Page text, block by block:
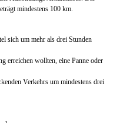
mindestens 100 km.
sich um mehr als drei Stunden
erreichen wollten, eine Panne oder
Verkehrs um mindestens drei